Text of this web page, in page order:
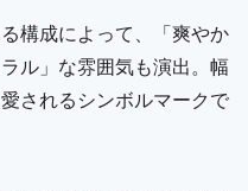
構成によって、「爽やか
ル」な雰囲気も演出。幅
されるシンボルマークで